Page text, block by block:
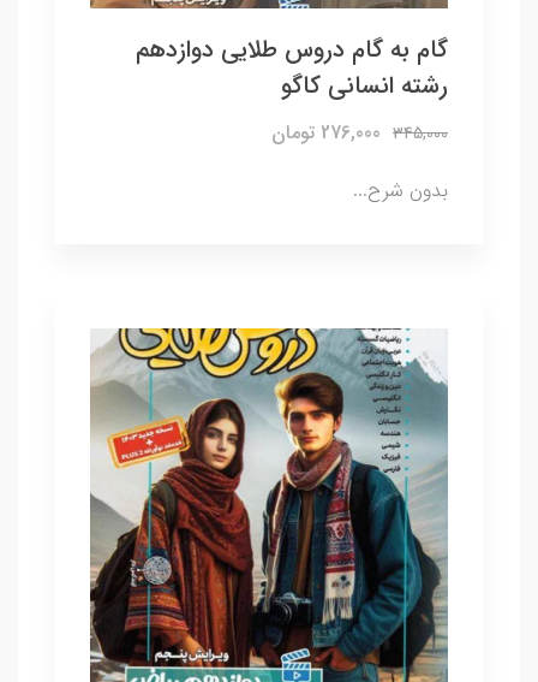
گام به گام دروس طلایی دوازدهم
رشته انسانی کاگو
345,000 276,000 تومان
بدون شرح...